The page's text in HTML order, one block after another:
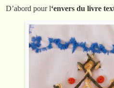
D’abord pour l‘envers du livre